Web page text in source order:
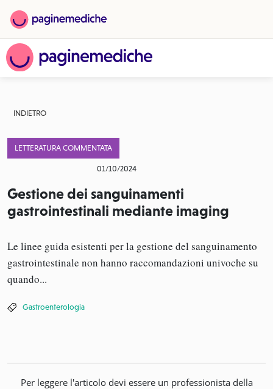
INDIETRO
LETTERATURA COMMENTATA
01/10/2024
Gestione dei sanguinamenti
gastrointestinali mediante imaging
Le linee guida esistenti per la gestione del sanguinamento
gastrointestinale non hanno raccomandazioni univoche su
quando...
Gastroenterologia
Per leggere l'articolo devi essere un professionista della